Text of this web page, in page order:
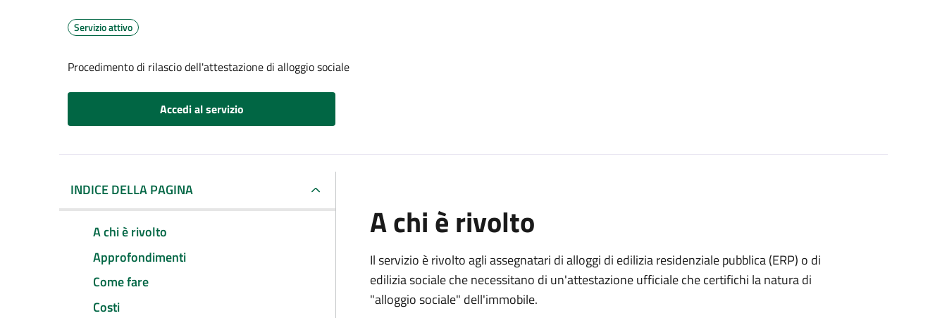
Servizio attivo
Procedimento di rilascio dell'attestazione di alloggio sociale
Accedi al servizio
INDICE DELLA PAGINA
A chi è rivolto
Approfondimenti
Come fare
Costi
A chi è rivolto
Il servizio è rivolto agli assegnatari di alloggi di edilizia residenziale pubblica (ERP) o di
edilizia sociale che necessitano di un'attestazione ufficiale che certifichi la natura di
"alloggio sociale" dell'immobile.